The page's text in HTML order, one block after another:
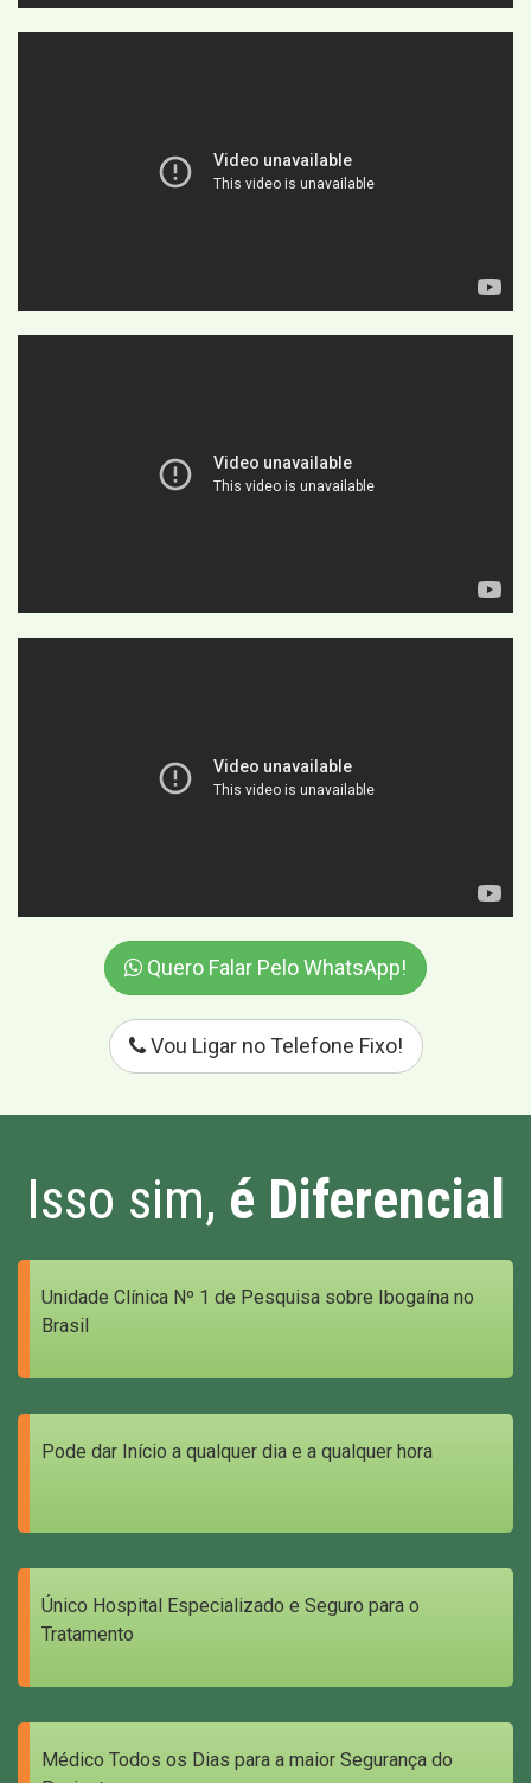
Quero Falar Pelo WhatsApp!
Vou Ligar no Telefone Fixo!
Isso sim, é Diferencial
Unidade Clínica Nº 1 de Pesquisa sobre Ibogaína no
Brasil
Pode dar Início a qualquer dia e a qualquer hora
Único Hospital Especializado e Seguro para o
Tratamento
Médico Todos os Dias para a maior Segurança do